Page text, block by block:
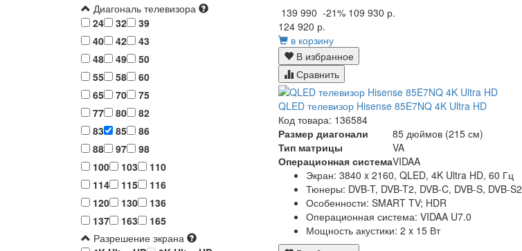
Диагональ телевизора
24
32
39
40
42
43
48
49
50
55
58
60
65
70
75
77
80
82
83
85
86
88
97
98
100
103
110
114
115
116
120
130
136
137
163
165
Разрешение экрана
139 990 -21% 109 930 р.
124 920 р.
в корзину
В избранное
Сравнить
QLED телевизор Hisense 85E7NQ 4K Ultra HD
Код товара: 136584
Размер диагонали
85 дюймов (215 см)
Тип матрицы
VA
Операционная системаVIDAA
Экран: 3840 x 2160, QLED, 4K Ultra HD, 60 Гц
Тюнеры: DVB-T, DVB-T2, DVB-C, DVB-S, DVB-S2
Особенности: SMART TV; HDR
Операционная система: VIDAA U7.0
Мощность акустики: 2 x 15 Вт